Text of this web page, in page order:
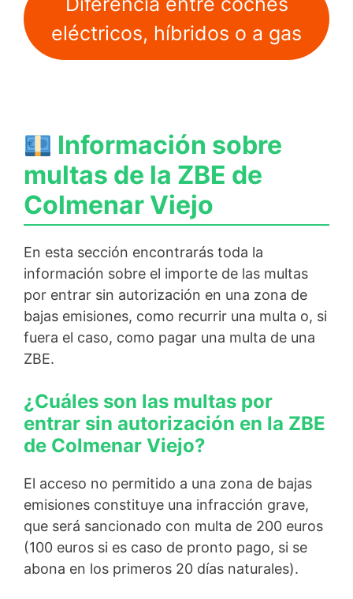
eléctricos, híbridos o a gas
Información sobre
multas de la ZBE de
Colmenar Viejo
En esta sección encontrarás toda la
información sobre el importe de las multas
por entrar sin autorización en una zona de
bajas emisiones, como recurrir una multa o, si
fuera el caso, como pagar una multa de una
ZBE.
¿Cuáles son las multas por
entrar sin autorización en la ZBE
de Colmenar Viejo?
El acceso no permitido a una zona de bajas
emisiones constituye una infracción grave,
que será sancionado con multa de 200 euros
(100 euros si es caso de pronto pago, si se
abona en los primeros 20 días naturales).